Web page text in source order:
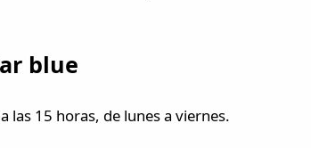
blue
las 15 horas, de lunes a viernes.